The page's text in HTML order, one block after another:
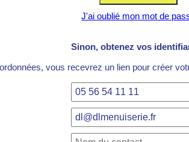
J'ai oublié mon mot de
Sinon, obtenez vos
vous recevrez un lien pour créer